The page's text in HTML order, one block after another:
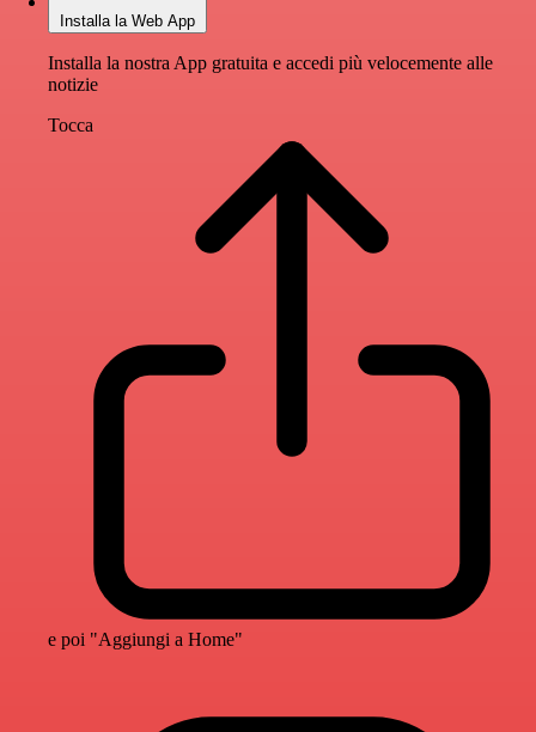
Installa la Web App
Installa la nostra App gratuita e accedi più velocemente alle
notizie
Tocca
e poi "Aggiungi a Home"